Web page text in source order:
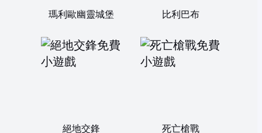
瑪利歐幽靈城堡 比利巴布
絕地交鋒 死亡槍戰